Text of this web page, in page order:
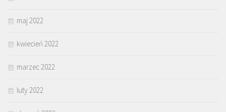
maj 2022
kwiecień 2022
marzec 2022
luty 2022